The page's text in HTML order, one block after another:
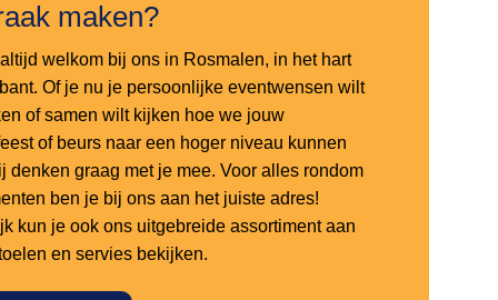
maken?
welkom bij ons in Rosmalen, in het hart
Of je nu je persoonlijke eventwensen wilt
of samen wilt kijken hoe we jouw
of beurs naar een hoger niveau kunnen
denken graag met je mee. Voor alles rondom
ben je bij ons aan het juiste adres!
kun je ook ons uitgebreide assortiment aan
en servies bekijken.